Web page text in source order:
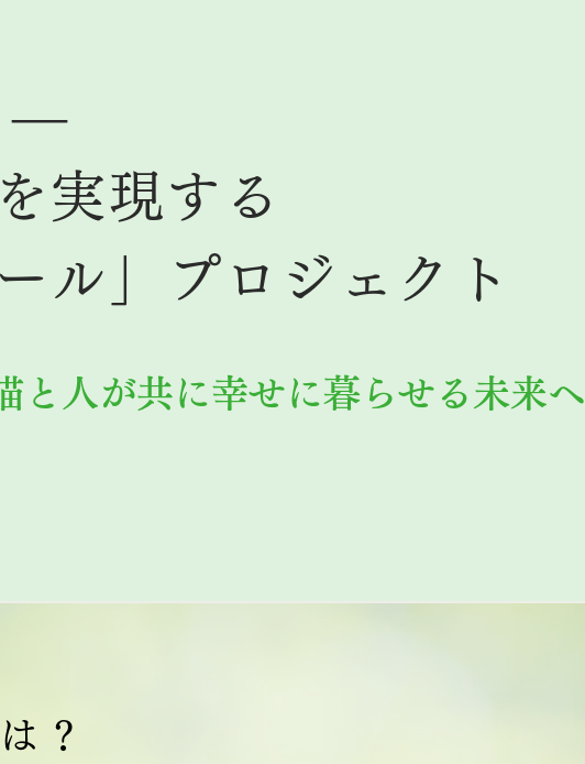
―
実現する
ル」プロジェクト
と人が共に幸せに暮らせる未来へ
？